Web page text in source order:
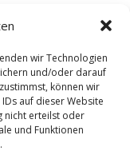
wir Technologien
und/oder darauf
können wir
auf dieser Website
nicht erteilst oder
und Funktionen